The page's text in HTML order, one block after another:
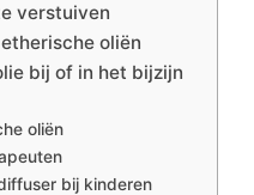
verstuiven
oliën
bij of in het bijzijn
oliën
bij kinderen